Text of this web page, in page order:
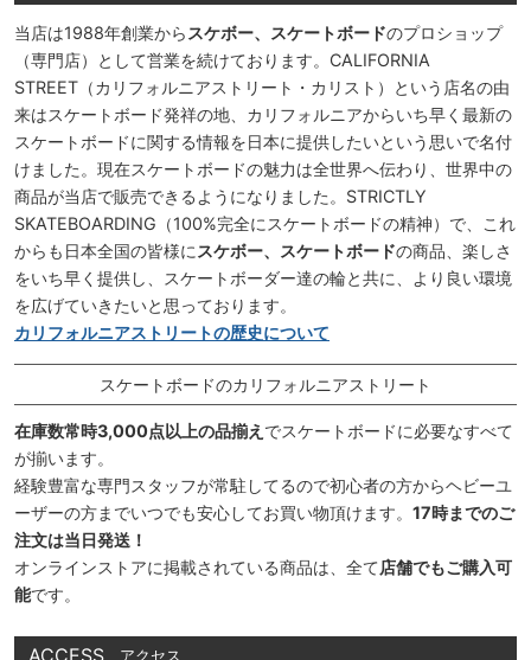
当店は1988年創業から スケボー、スケートボードのプロショップ
（専門店）として営業を続けております。CALIFORNIA
STREET（カリフォルニアストリート・カリスト）という店名の由
来はスケートボード発祥の地、カリフォルニアからいち早く最新の
スケートボードに関する情報を日本に提供したいという思いで名付
けました。現在スケートボードの魅力は全世界へ伝わり、世界中の
商品が当店で販売できるようになりました。STRICTLY
SKATEBOARDING（100%完全にスケートボードの精神）で、これ
からも日本全国の皆様に スケボー、スケートボードの商品、楽しさ
をいち早く提供し、スケートボーダー達の輪と共に、より良い環境
を広げていきたいと思っております。
カリフォルニアストリートの歴史について
スケートボードのカリフォルニアストリート
在庫数常時3,000点以上の品揃え でスケートボードに必要なすべて
が揃います。
経験豊富な専門スタッフが常駐してるので初心者の方からヘビーユ
ーザーの方までいつでも安心してお買い物頂けます。 17時までのご
注文は当日発送！
オンラインストアに掲載されている商品は、全て店舗でもご購入可
能です。
ACCESS アクセス